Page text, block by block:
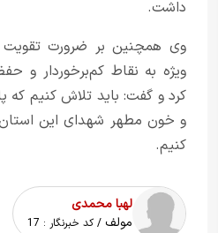
داشت.
وی همچنین بر ضرورت
ویژه به نقاط کم‌برخوردار و
کرد و گفت: باید تلاش کنیم که
و خون مطهر شهدای این
کنیم.
لهبا محمدی
مولف / کد خبرنگار : 17